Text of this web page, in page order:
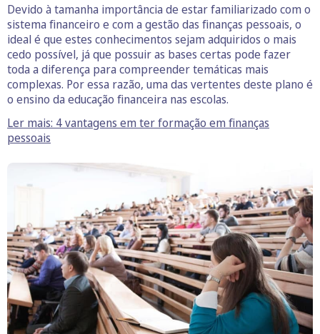
Devido à tamanha importância de estar familiarizado com o
sistema financeiro e com a gestão das finanças pessoais, o
ideal é que estes conhecimentos sejam adquiridos o mais
cedo possível, já que possuir as bases certas pode fazer
toda a diferença para compreender temáticas mais
complexas. Por essa razão, uma das vertentes deste plano é
o ensino da educação financeira nas escolas.
Ler mais: 4 vantagens em ter formação em finanças
pessoais